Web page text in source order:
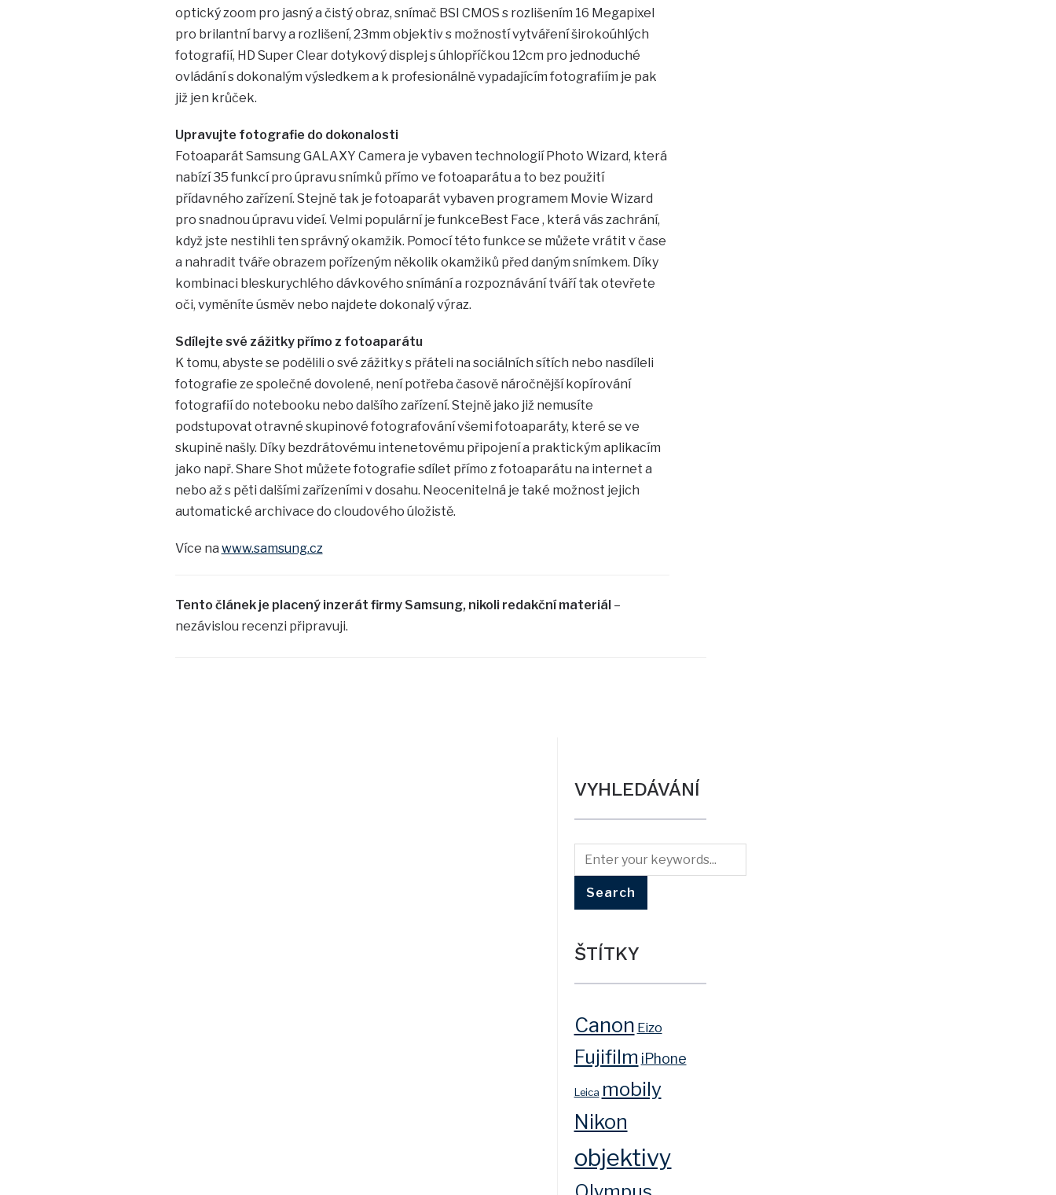
optický zoom pro jasný a čistý obraz, snímač BSI CMOS s rozlišením 16 Megapixel
pro brilantní barvy a rozlišení, 23mm objektiv s možností vytváření širokoúhlých
fotografií, HD Super Clear dotykový displej s úhlopříčkou 12cm pro jednoduché
ovládání s dokonalým výsledkem a k profesionálně vypadajícím fotografiím je pak
již jen krůček.
Upravujte fotografie do dokonalosti
Fotoaparát Samsung GALAXY Camera je vybaven technologií Photo Wizard, která
nabízí 35 funkcí pro úpravu snímků přímo ve fotoaparátu a to bez použití
přídavného zařízení. Stejně tak je fotoaparát vybaven programem Movie Wizard
pro snadnou úpravu videí. Velmi populární je funkceBest Face , která vás zachrání,
když jste nestihli ten správný okamžik. Pomocí této funkce se můžete vrátit v čase
a nahradit tváře obrazem pořízeným několik okamžiků před daným snímkem. Díky
kombinaci bleskurychlého dávkového snímání a rozpoznávání tváří tak otevřete
oči, vyměníte úsměv nebo najdete dokonalý výraz.
Sdílejte své zážitky přímo z fotoaparátu
K tomu, abyste se podělili o své zážitky s přáteli na sociálních sítích nebo nasdíleli
fotografie ze společné dovolené, není potřeba časově náročnější kopírování
fotografií do notebooku nebo dalšího zařízení. Stejně jako již nemusíte
podstupovat otravné skupinové fotografování všemi fotoaparáty, které se ve
skupině našly. Díky bezdrátovému intenetovému připojení a praktickým aplikacím
jako např. Share Shot můžete fotografie sdílet přímo z fotoaparátu na internet a
nebo až s pěti dalšími zařízeními v dosahu. Neocenitelná je také možnost jejich
automatické archivace do cloudového úložistě.
Více na www.samsung.cz
Tento článek je placený inzerát firmy Samsung, nikoli redakční materiál–
nezávislou recenzi připravuji.
VYHLEDÁVÁNÍ
ŠTÍTKY
Canon Eizo
Fujifilm iPhone
Leica mobily
Nikon
objektivy